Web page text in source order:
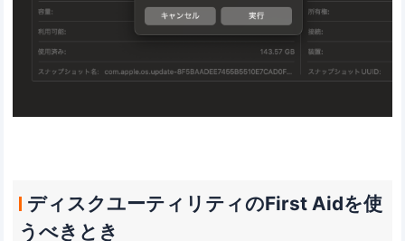
ディスクユーティリティのFirst Aidを使
うべきとき